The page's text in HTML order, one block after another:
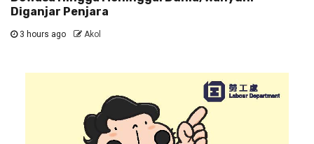
Diganjar Penjara
3 hours ago Akol